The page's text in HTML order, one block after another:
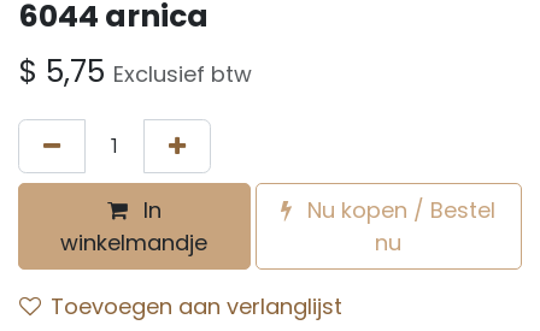
6044 arnica
$ 5,75 Exclusief btw
In
winkelmandje
Nu kopen / Bestel
nu
Toevoegen aan verlanglijst